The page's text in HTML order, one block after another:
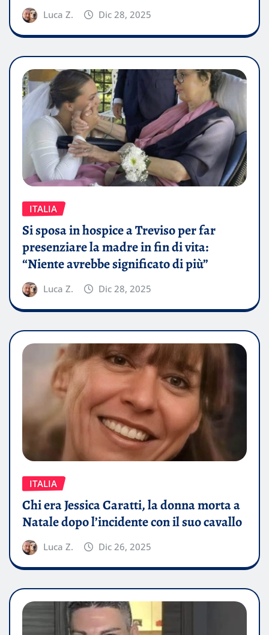
Luca Z. Dic 28, 2025
ITALIA
Si sposa in hospice a Treviso per far
presenziare la madre in fin di vita:
“Niente avrebbe significato di più”
Luca Z. Dic 28, 2025
ITALIA
Chi era Jessica Caratti, la donna morta a
Natale dopo l’incidente con il suo cavallo
Luca Z. Dic 26, 2025